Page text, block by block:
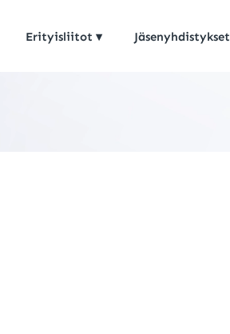
Erityisliitot Jäsenyhdistykset